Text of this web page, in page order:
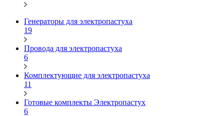
Генераторы для электропастуха
19
Провода для электропастуха
6
Комплектующие для электропастуха
11
Готовые комплекты Электропастух
6